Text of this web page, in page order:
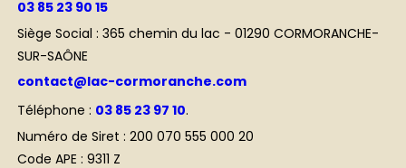
03 85 23 90 15
Siège Social : 365 chemin du lac - 01290 CORMORANCHE-
SUR-SAÔNE
contact@lac-cormoranche.com
Téléphone : 03 85 23 97 10.
Numéro de Siret : 200 070 555 000 20
Code APE : 9311 Z